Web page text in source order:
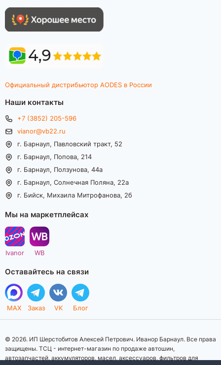
Официальный дистрибьютор AODES в России
Наши контакты
+7 (3852) 205-596
vianor@vb22.ru
г. Барнаул, Павловский тракт, 52
г. Барнаул, Попова, 214
г. Барнаул, Ползунова, 44а
г. Барнаул, Солнечная Поляна, 22а
г. Бийск, Михаила Митрофанова, 2б
Мы на маркетплейсах
Ivanor WB
Оставайтесь на связи
MAX Заказ VK Блог
© 2026. ИП Шерстобитов Алексей Петрович. Иванор Барнаул. Все права
защищены. ТСЦ - интернет-магазин по продаже автошин,
автозапчастей, аккумуляторов, масел, аксессуаров, фильтров для